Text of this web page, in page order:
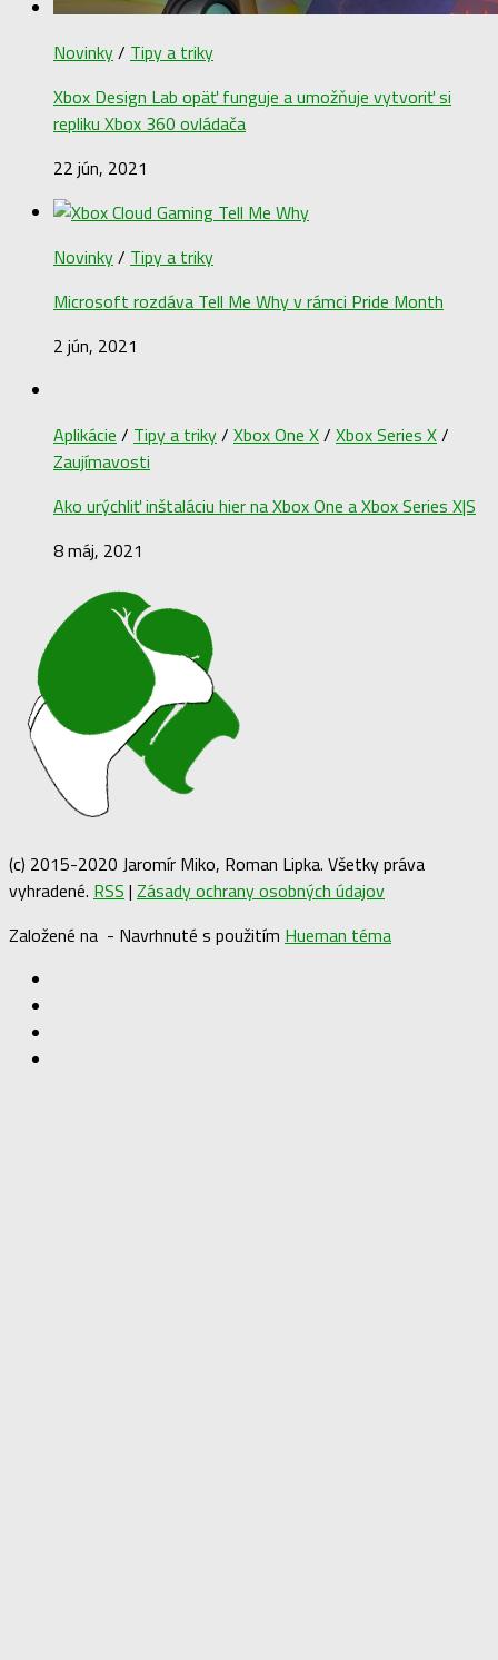
Novinky/ Tipy a triky
Xbox Design Lab opäť funguje a umožňuje vytvoriť si
repliku Xbox 360 ovládača
22 jún, 2021
Novinky/ Tipy a triky
Microsoft rozdáva Tell Me Why v rámci Pride Month
2 jún, 2021
Aplikácie / Tipy a triky/ Xbox One X/ Xbox Series X/
Zaujímavosti
Ako urýchliť inštaláciu hier na Xbox One a Xbox Series X|S
8 máj, 2021
(c) 2015-2020 Jaromír Miko, Roman Lipka. Všetky práva
vyhradené. RSS | Zásady ochrany osobných údajov
Založené na - Navrhnuté s použitím Hueman téma